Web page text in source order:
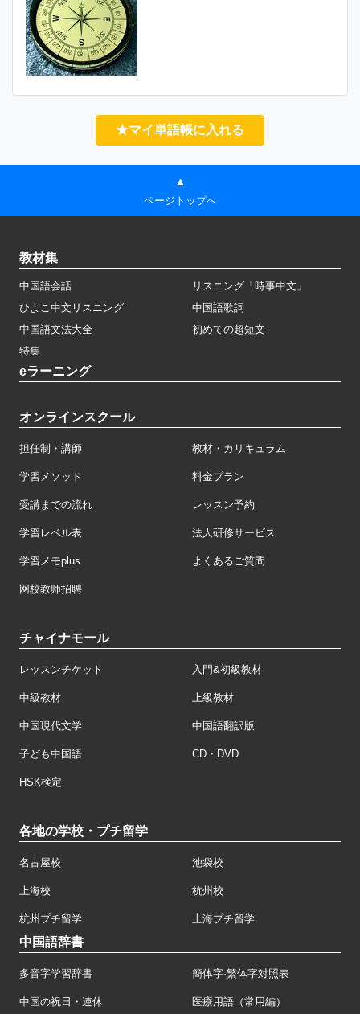
★マイ単語帳に入れる
▲
ページトップへ
教材集
中国語会話
リスニング「時事中文」
ひよこ中文リスニング
中国語歌詞
中国語文法大全
初めての超短文
特集
eラーニング
オンラインスクール
担任制・講師 教材・カリキュラム
学習メソッド 料金プラン
受講までの流れ レッスン予約
学習レベル表 法人研修サービス
学習メモplus よくあるご質問
网校教师招聘
チャイナモール
レッスンチケット 入門&初級教材
中級教材 上級教材
中国現代文学 中国語翻訳版
子ども中国語 CD・DVD
HSK検定
各地の学校・プチ留学
名古屋校 池袋校
上海校 杭州校
杭州プチ留学 上海プチ留学
中国語辞書
多音字学習辞書 簡体字·繁体字対照表
中国の祝日・連休 医療用語（常用編）